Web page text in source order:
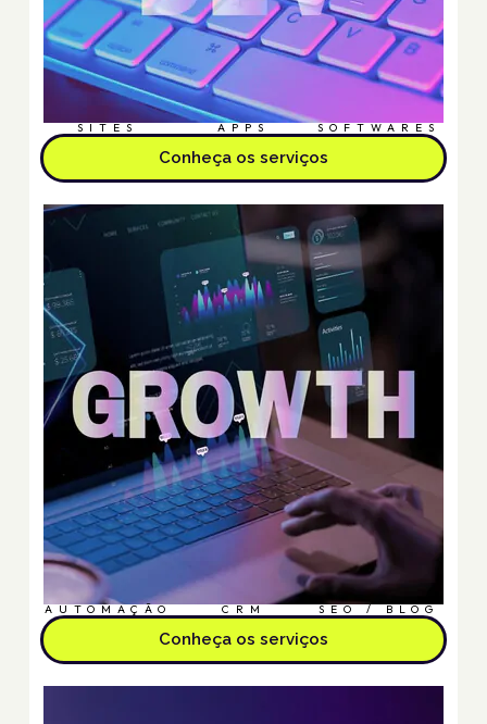
SITES APPS SOFTWARES
Conheça os serviços
AUTOMAÇÃO CRM SEO / BLOG
Conheça os serviços